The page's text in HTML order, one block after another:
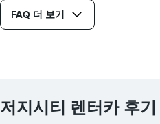
FAQ 더 보기
저지시티 렌터카 후